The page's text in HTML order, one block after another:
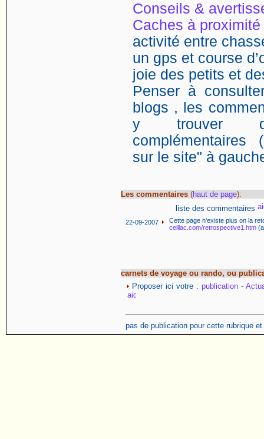
Conseils &
Caches à proximité
activité entre
un gps et course
joie des petits et
Penser à
blogs , les
y trouver
complémentaires
sur le site" à
Les commentaires (haut de page):
liste des commentaires
22-09-2007
Cette page n'existe plus on la
ceillac.com/retrospective1.htm
carnets de voyage ou rando, ou
Proposer ici votre :publication -
pas de publication pour cette rubrique